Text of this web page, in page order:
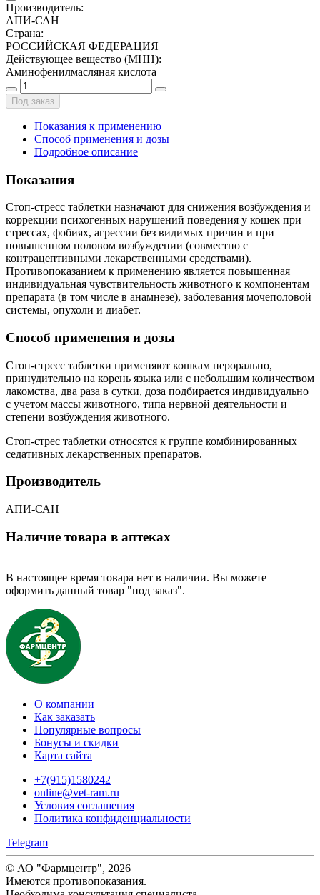
Производитель:
АПИ-САН
Страна:
РОССИЙСКАЯ ФЕДЕРАЦИЯ
Действующее вещество (МНН):
Аминофенилмасляная кислота
Под заказ
Показания к применению
Способ применения и дозы
Подробное описание
Показания
Стоп-стресс таблетки назначают для снижения возбуждения и
коррекции психогенных нарушений поведения у кошек при
стрессах, фобиях, агрессии без видимых причин и при
повышенном половом возбуждении (совместно с
контрацептивными лекарственными средствами).
Противопоказанием к применению является повышенная
индивидуальная чувствительность животного к компонентам
препарата (в том числе в анамнезе), заболевания мочеполовой
системы, опухоли и диабет.
Способ применения и дозы
Стоп-стресс таблетки применяют кошкам перорально,
принудительно на корень языка или с небольшим количеством
лакомства, два раза в сутки, доза подбирается индивидуально
с учетом массы животного, типа нервной деятельности и
степени возбуждения животного.
Стоп-стрес таблетки относятся к группе комбинированных
седативных лекарственных препаратов.
Производитель
АПИ-САН
Наличие товара в аптеках
В настоящее время товара нет в наличии. Вы можете
оформить данный товар "под заказ".
О компании
Как заказать
Популярные вопросы
Бонусы и скидки
Карта сайта
+7(915)1580242
online@vet-ram.ru
Условия соглашения
Политика конфиденциальности
Telegram
© АО "Фармцентр", 2026
Имеются противопоказания.